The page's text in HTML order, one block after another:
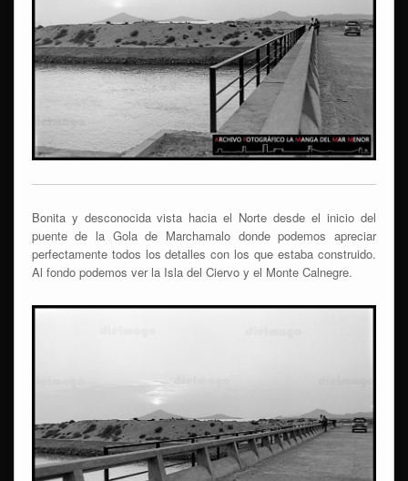
Bonita y desconocida vista hacia el Norte desde el inicio del
puente de la Gola de Marchamalo donde podemos apreciar
perfectamente todos los detalles con los que estaba construido.
Al fondo podemos ver la Isla del Ciervo y el Monte Calnegre.